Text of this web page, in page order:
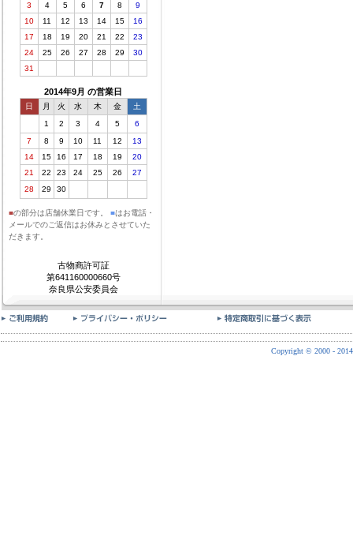
3
4 5 6 7 8
9
10
11 12 13 14 15
16
17
18 19 20 21 22
23
24
25 26 27 28 29
30
31
2014年9月 の営業日
日 月 火 水 木 金
土
1
2 3 4 5
6
7
8 9 10 11 12
13
14
15 16 17 18 19
20
21
22 23 24 25 26
27
28
29 30
■の部分は店舗休業日です。 ■はお電話・
メールでのご返信はお休みとさせていた
だきます。
古物商許可証
第641160000660号
奈良県公安委員会
Copyright © 2000 -